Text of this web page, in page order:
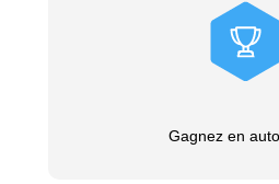
Gagnez en